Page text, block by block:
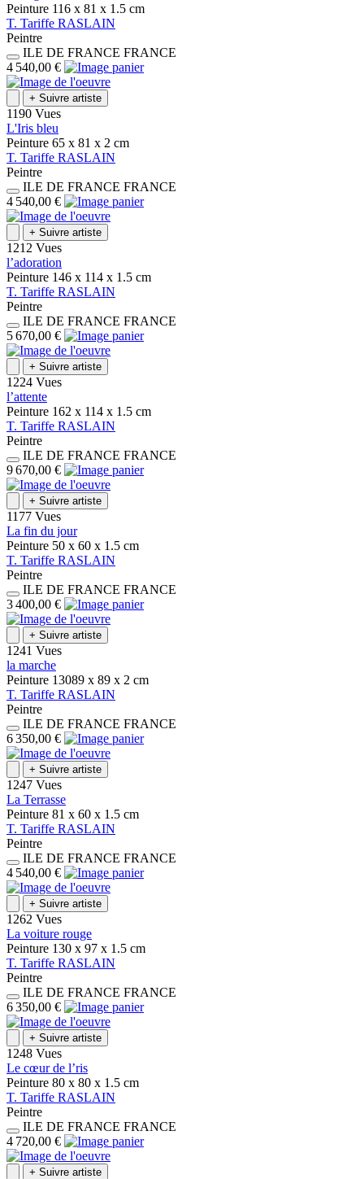
Peinture 116 x 81 x 1.5 cm
T. Tariffe RASLAIN
Peintre
ILE DE FRANCE FRANCE
4 540,00 €
+ Suivre artiste
1190 Vues
L'Iris bleu
Peinture 65 x 81 x 2 cm
T. Tariffe RASLAIN
Peintre
ILE DE FRANCE FRANCE
4 540,00 €
+ Suivre artiste
1212 Vues
l’adoration
Peinture 146 x 114 x 1.5 cm
T. Tariffe RASLAIN
Peintre
ILE DE FRANCE FRANCE
5 670,00 €
+ Suivre artiste
1224 Vues
l’attente
Peinture 162 x 114 x 1.5 cm
T. Tariffe RASLAIN
Peintre
ILE DE FRANCE FRANCE
9 670,00 €
+ Suivre artiste
1177 Vues
La fin du jour
Peinture 50 x 60 x 1.5 cm
T. Tariffe RASLAIN
Peintre
ILE DE FRANCE FRANCE
3 400,00 €
+ Suivre artiste
1241 Vues
la marche
Peinture 13089 x 89 x 2 cm
T. Tariffe RASLAIN
Peintre
ILE DE FRANCE FRANCE
6 350,00 €
+ Suivre artiste
1247 Vues
La Terrasse
Peinture 81 x 60 x 1.5 cm
T. Tariffe RASLAIN
Peintre
ILE DE FRANCE FRANCE
4 540,00 €
+ Suivre artiste
1262 Vues
La voiture rouge
Peinture 130 x 97 x 1.5 cm
T. Tariffe RASLAIN
Peintre
ILE DE FRANCE FRANCE
6 350,00 €
+ Suivre artiste
1248 Vues
Le cœur de l’ris
Peinture 80 x 80 x 1.5 cm
T. Tariffe RASLAIN
Peintre
ILE DE FRANCE FRANCE
4 720,00 €
+ Suivre artiste